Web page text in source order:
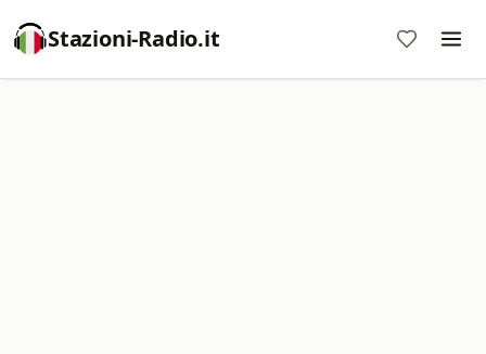
Stazioni-Radio.it